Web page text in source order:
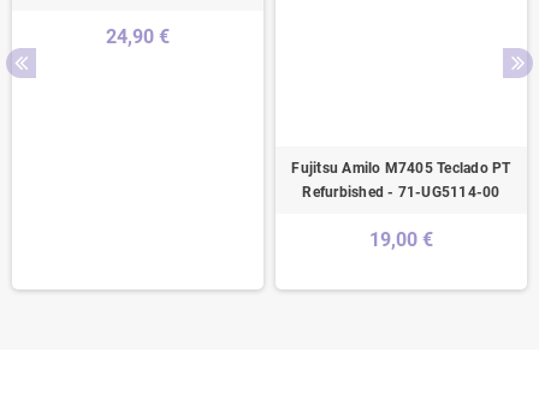
24,90 €
Fujitsu Amilo M7405 Teclado PT
Refurbished - 71-UG5114-00
19,00 €